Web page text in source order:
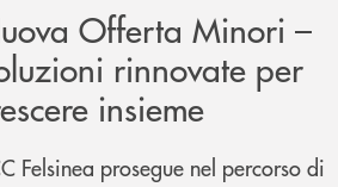
Offerta Minori –
rinnovate per
insieme
Felsinea prosegue nel percorso di